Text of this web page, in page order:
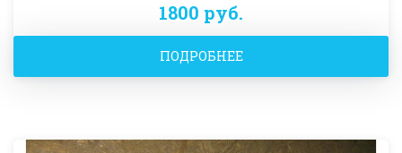
1800 руб.
ПОДРОБНЕЕ